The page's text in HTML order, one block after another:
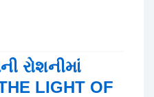
રોશનીમાં
LIGHT OF